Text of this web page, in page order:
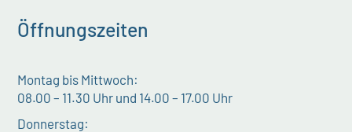
Öffnungszeiten
Montag bis Mittwoch:
08.00 – 11.30 Uhr und 14.00 – 17.00 Uhr
Donnerstag: